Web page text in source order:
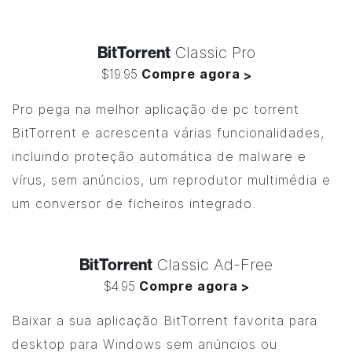
BitTorrent Classic Pro
$19.95 Compre agora >
Pro pega na melhor aplicação de pc torrent
BitTorrent e acrescenta várias funcionalidades,
incluindo proteção automática de malware e
vírus, sem anúncios, um reprodutor multimédia e
um conversor de ficheiros integrado.
BitTorrent Classic Ad-Free
$4.95 Compre agora >
Baixar a sua aplicação BitTorrent favorita para
desktop para Windows sem anúncios ou